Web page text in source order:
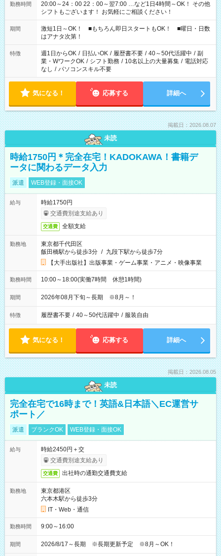
勤務時間
20:00～24：00 22：00～翌7:00 …など1日4時間～OK！ その他
シフトもございます！ お気軽にご相談ください！
期間
激短1日～OK！ ■もちろん即日スタートもOK！ ■曜日・日数
はアナタ次第！
特徴 週1日からOK / 日払いOK / 履歴書不要 / 40～50代活躍中 / 副
業・WワークOK / シフト勤務 / 10名以上の大量募集 / 電話対応
なし / パソコンスキル不要
気になる！ 応募する 詳細へ
掲載日：2026.08.07
未読
時給1750円＊完全在宅！KADOKAWA！書籍デ
ータに関わるデータ入力
派遣 WEB登録・面接OK
給与
時給1750円
交通費別途支給あり
交通費 全額支給
勤務地
東京都千代田区
飯田橋駅から徒歩3分 / 九段下駅から徒歩7分
【大手出版社】出版事業・ゲーム事業・アニメ・映像事業
勤務時間 10:00～18:00(実働7時間 休憩1時間)
期間 2026年08月下旬～長期 ※8月～！
特徴 履歴書不要 / 40～50代活躍中 / 服装自由
気になる！ 応募する 詳細へ
掲載日：2026.08.05
未読
完全在宅で16時まで！英語&日本語＼EC運営サ
ポート／
派遣 ブランクOK WEB登録・面接OK
給与
時給2450円＋交
交通費別途支給あり
交通費 出社時の通勤交通費支給
勤務地
東京都港区
六本木駅から徒歩3分
IT・Web・通信
勤務時間 9:00～16:00
期間 2026/8/17～長期 ※長期更新予定 ※8月～OK！